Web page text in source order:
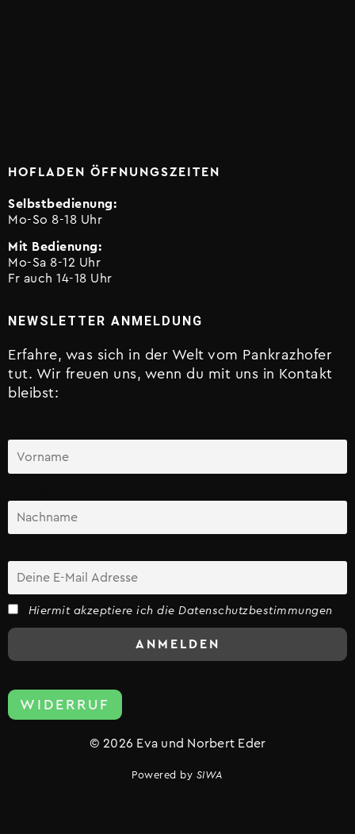
NEWSLETTER ANMELDUNG
Erfahre, was sich in der Welt vom Pankrazhofer
tut. Wir freuen uns, wenn du mit uns in Kontakt
bleibst:
Hiermit akzeptiere ich die Datenschutzbestimmungen
WIDERRUF
© 2026 Eva und Norbert Eder
Powered by SIWA
HOFLADEN ÖFFNUNGSZEITEN
Selbstbedienung:
Mo-So 8-18 Uhr
Mit Bedienung:
Mo-Sa 8-12 Uhr
Fr auch 14-18 Uhr